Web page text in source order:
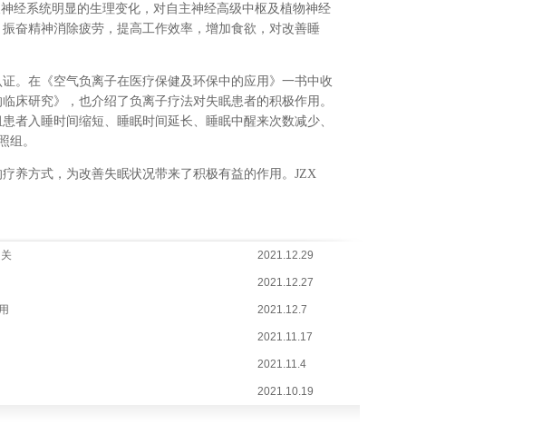
经系统明显的生理变化，对自主神经高级中枢及植物神经
奋精神消除疲劳，提高工作效率，增加食欲，对改善睡
。在《空气负离子在医疗保健及环保中的应用》一书中收
床研究》，也介绍了负离子疗法对失眠患者的积极作用。
者入睡时间缩短、睡眠时间延长、睡眠中醒来次数减少、
组。
养方式，为改善失眠状况带来了积极有益的作用。JZX
2021.12.29
2021.12.27
2021.12.7
2021.11.17
2021.11.4
2021.10.19